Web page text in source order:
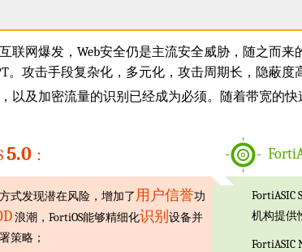
联网爆发，Web安全仍是主流安全威胁，随之而
。攻击手段复杂化，多元化，攻击周期长，隐蔽度
以及加密流量的识别已经成为必须。随着带宽的
5.0 ：
式发现潜在风险，增加了用户信誉功
浪潮，FortiOS能够精细化识别 设备并
策略；
FortiASIC
机构提供